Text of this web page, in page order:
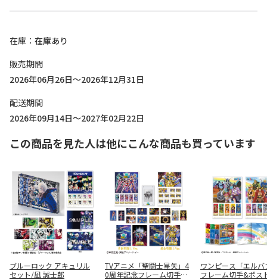
在庫
在庫あり
販売期間
2026年06月26日～2026年12月31日
配送期間
2026年09月14日～2027年02月22日
この商品を見た人は他にこんな商品も買っています
ブルーロック アキュリル
セット/凪 誠士郎
TVアニメ「聖闘士星矢」4
0周年記念フレーム切手セ
ワンピース「エルバ
フレーム切手&ポス